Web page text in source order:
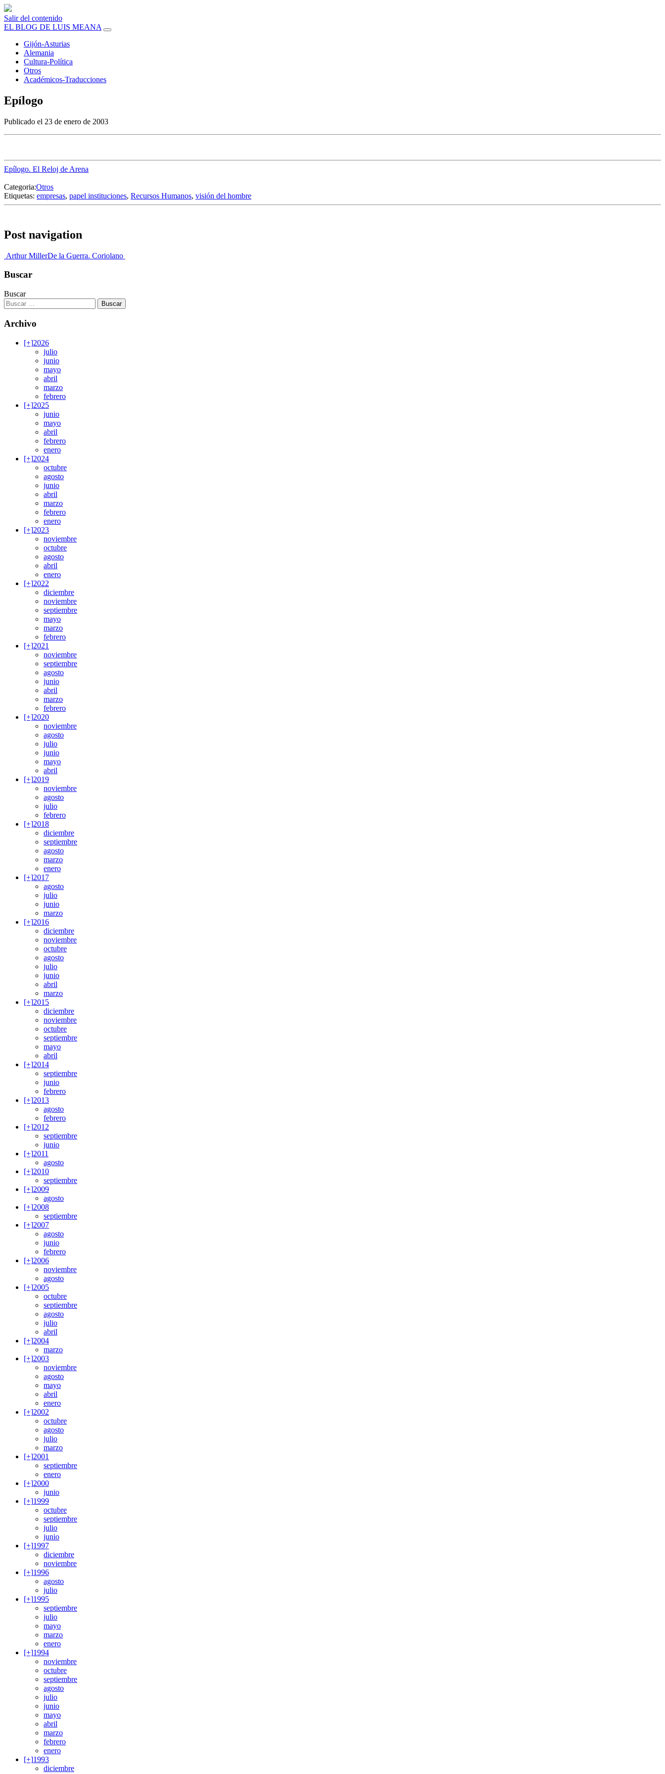
Salir del contenido
EL BLOG DE LUIS MEANA
Gijón-Asturias
Alemania
Cultura-Política
Otros
Académicos-Traducciones
Epílogo
Publicado el 23 de enero de 2003
Epílogo. El Reloj de Arena
Categoria:Otros
Etiquetas: empresas, papel instituciones, Recursos Humanos, visión del hombre
Post navigation
Arthur MillerDe la Guerra. Coriolano
Buscar
Buscar
Archivo
[+]2026
julio
junio
mayo
abril
marzo
febrero
[+]2025
junio
mayo
abril
febrero
enero
[+]2024
octubre
agosto
junio
abril
marzo
febrero
enero
[+]2023
noviembre
octubre
agosto
abril
enero
[+]2022
diciembre
noviembre
septiembre
mayo
marzo
febrero
[+]2021
noviembre
septiembre
agosto
junio
abril
marzo
febrero
[+]2020
noviembre
agosto
julio
junio
mayo
abril
[+]2019
noviembre
agosto
julio
febrero
[+]2018
diciembre
septiembre
agosto
marzo
enero
[+]2017
agosto
julio
junio
marzo
[+]2016
diciembre
noviembre
octubre
agosto
julio
junio
abril
marzo
[+]2015
diciembre
noviembre
octubre
septiembre
mayo
abril
[+]2014
septiembre
junio
febrero
[+]2013
agosto
febrero
[+]2012
septiembre
junio
[+]2011
agosto
[+]2010
septiembre
[+]2009
agosto
[+]2008
septiembre
[+]2007
agosto
junio
febrero
[+]2006
noviembre
agosto
[+]2005
octubre
septiembre
agosto
julio
abril
[+]2004
marzo
[+]2003
noviembre
agosto
mayo
abril
enero
[+]2002
octubre
agosto
julio
marzo
[+]2001
septiembre
enero
[+]2000
junio
[+]1999
octubre
septiembre
julio
junio
[+]1997
diciembre
noviembre
[+]1996
agosto
julio
[+]1995
septiembre
julio
mayo
marzo
enero
[+]1994
noviembre
octubre
septiembre
agosto
julio
junio
mayo
abril
marzo
febrero
enero
[+]1993
diciembre